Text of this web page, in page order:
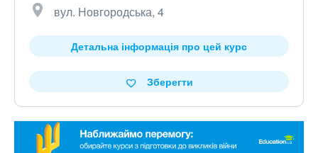
вул. Новгородська, 4
Детальна інформація про цей курс
Зберегти